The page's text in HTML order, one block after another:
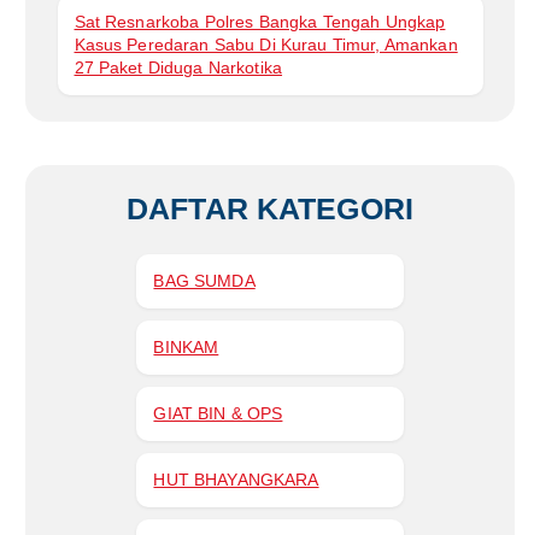
Sat Resnarkoba Polres Bangka Tengah Ungkap
Kasus Peredaran Sabu Di Kurau Timur, Amankan
27 Paket Diduga Narkotika
DAFTAR KATEGORI
BAG SUMDA
BINKAM
GIAT BIN & OPS
HUT BHAYANGKARA